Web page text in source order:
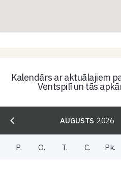
Kalendārs ar aktuālajiem
Ventspilī un tās
AUGUSTS 2026
P. O. T. C. Pk.